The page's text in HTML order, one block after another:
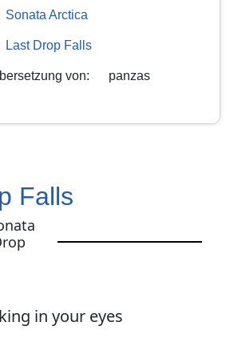
Sonata Arctica
Last Drop Falls
von: panzas
Falls
in your eyes